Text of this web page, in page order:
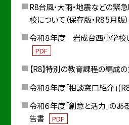
R8台風・大雨・地震などの緊
校について（保存版・R8 5月版）
令和８年度 岩成台西小学校
PDF
【R8】特別の教育課程の編成
令和８年度「相談窓口紹介」
令和６年度「創意と活力」の
告書
PDF